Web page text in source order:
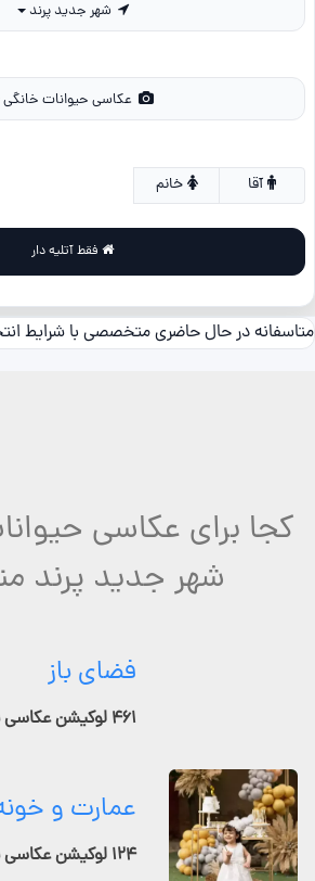
خانم
متاسفانه در حال حاضری متخصصی با شرایط
کجا برای عکاسی
شهر جدید پرند
فضای باز
۴۶۱ لوکیشن عکاسی فعال
عمارت و
۱۲۴ لوکیشن عکاسی فعال